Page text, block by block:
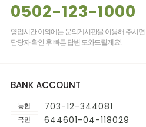
0502-123-1000
영업시간 이외에는 문의게시판을 이용해 주시면
담당자 확인 후 빠른 답변 도와드릴게요!
BANK ACCOUNT
농협 703-12-344081
국민 644601-04-118029